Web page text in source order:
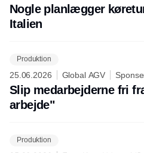
Nogle planlægger
Italien
Produktion
25.06.2026 Global AGV
Slip medarbejderne fri
arbejde"
Produktion